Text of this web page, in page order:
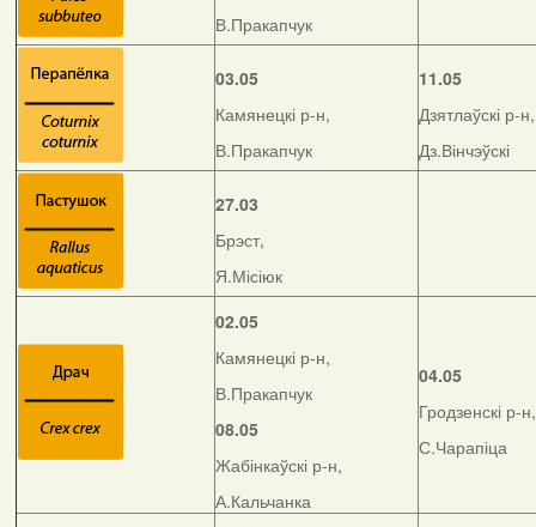
В.Пракапчук
03.05
Камянецкі р-н,
В.Пракапчук
11.05
Дзятлаўскі р-н,
Дз.Вінчэўскі
27.03
Брэст,
Я.Місіюк
02.05
Камянецкі р-н,
В.Пракапчук
08.05
Жабінкаўскі р-н,
А.Кальчанка
04.05
Гродзенскі р-н,
С.Чарапіца